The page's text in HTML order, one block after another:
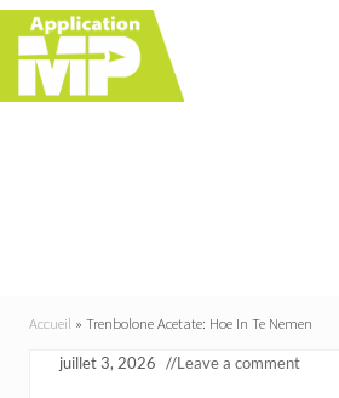
Menu
Skip
right
header
Skip
main
content
Skip
primary
sidebar
Skip
footer
Accueil » Trenbolone Acetate: Hoe In Te Nemen
juillet 3, 2026 //Leave a comment